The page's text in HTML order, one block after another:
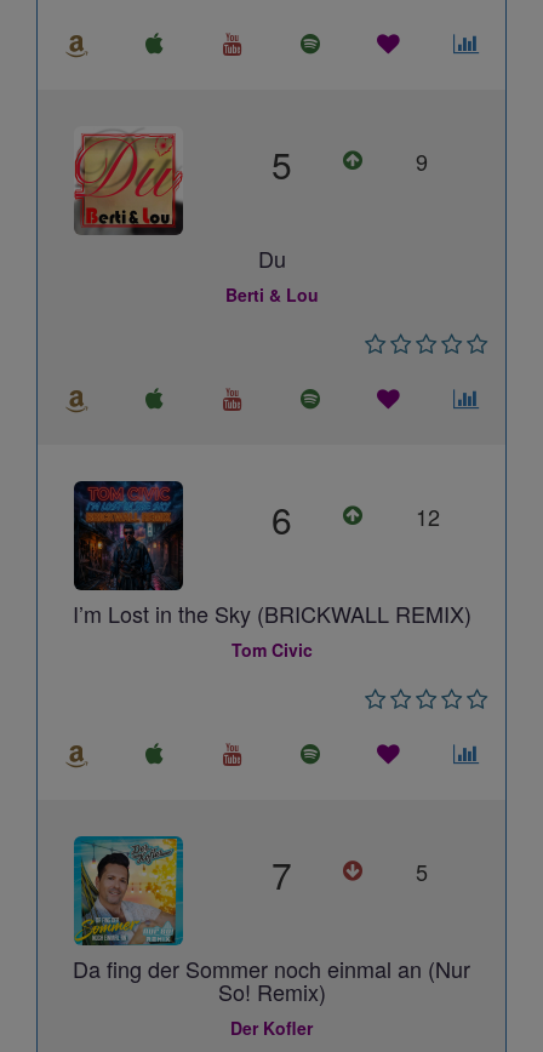
5 9
Du
Berti & Lou
6 12
I’m Lost in the Sky (BRICKWALL REMIX)
Tom Civic
7 5
Da fing der Sommer noch einmal an (Nur
So! Remix)
Der Kofler